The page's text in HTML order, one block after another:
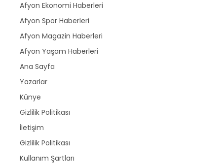
Afyon Ekonomi Haberleri
Afyon Spor Haberleri
Afyon Magazin Haberleri
Afyon Yaşam Haberleri
Ana Sayfa
Yazarlar
Künye
Gizlilik Politikası
İletişim
Gizlilik Politikası
Kullanım Şartları